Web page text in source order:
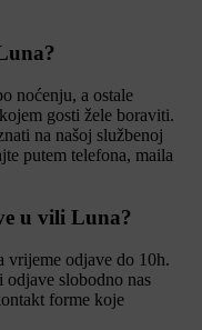
noćenju, a ostale
gosti žele boraviti.
na našoj službenoj
putem telefona, maila
u vili Luna?
odjave do 10h.
slobodno nas
forme koje